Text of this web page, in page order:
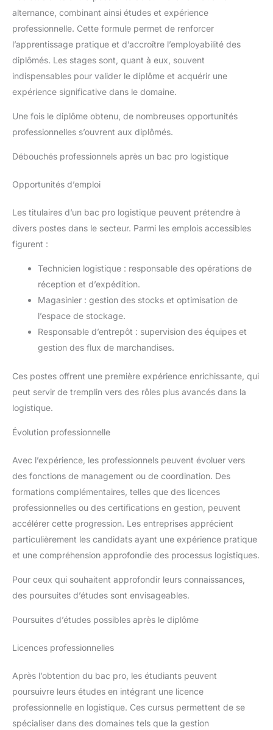
alternance, combinant ainsi études et expérience
professionnelle. Cette formule permet de renforcer
l’apprentissage pratique et d’accroître l’employabilité des
diplômés. Les stages sont, quant à eux, souvent
indispensables pour valider le diplôme et acquérir une
expérience significative dans le domaine.
Une fois le diplôme obtenu, de nombreuses opportunités
professionnelles s’ouvrent aux diplômés.
Débouchés professionnels après un bac pro logistique
Opportunités d’emploi
Les titulaires d’un bac pro logistique peuvent prétendre à
divers postes dans le secteur. Parmi les emplois accessibles
figurent :
Technicien logistique : responsable des opérations de
réception et d’expédition.
Magasinier : gestion des stocks et optimisation de
l’espace de stockage.
Responsable d’entrepôt : supervision des équipes et
gestion des flux de marchandises.
Ces postes offrent une première expérience enrichissante, qui
peut servir de tremplin vers des rôles plus avancés dans la
logistique.
Évolution professionnelle
Avec l’expérience, les professionnels peuvent évoluer vers
des fonctions de management ou de coordination. Des
formations complémentaires, telles que des licences
professionnelles ou des certifications en gestion, peuvent
accélérer cette progression. Les entreprises apprécient
particulièrement les candidats ayant une expérience pratique
et une compréhension approfondie des processus logistiques.
Pour ceux qui souhaitent approfondir leurs connaissances,
des poursuites d’études sont envisageables.
Poursuites d’études possibles après le diplôme
Licences professionnelles
Après l’obtention du bac pro, les étudiants peuvent
poursuivre leurs études en intégrant une licence
professionnelle en logistique. Ces cursus permettent de se
spécialiser dans des domaines tels que la gestion